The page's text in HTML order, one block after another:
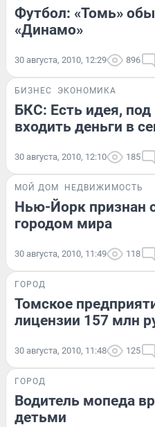
Футбол: «Томь»
«Динамо»
30 августа, 2010, 12:29 896
БИЗНЕС ЭКОНОМИКА
БКС: Есть идея,
входить деньги в
30 августа, 2010, 12:10 185
МОЙ ДОМ НЕДВИЖИМОСТЬ
Нью-Йорк
городом мира
30 августа, 2010, 11:49 118
ГОРОД
Томское
лицензии 157 млн
30 августа, 2010, 11:48 125
ГОРОД
Водитель мопеда
детьми